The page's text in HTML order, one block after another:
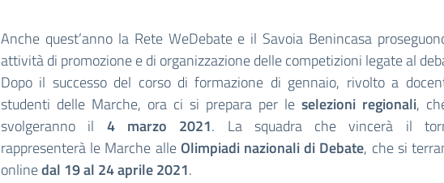
Anche quest’anno la Rete WeDebate e il Savoia Benincasa
attività di promozione e di organizzazione delle competizioni legate al
Dopo il successo del corso di formazione di gennaio, rivolto a
studenti delle Marche, ora ci si prepara per le selezioni regionali,
svolgeranno il 4 marzo 2021. La squadra che vincerà il
rappresenterà le Marche alle Olimpiadi nazionali di Debate, che si
onlinedal 19 al 24 aprile 2021.